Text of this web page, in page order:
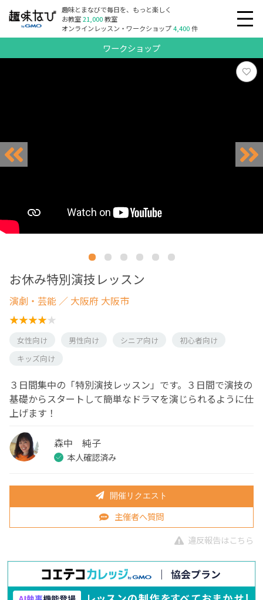
趣味とまなびで毎日を、もっと楽しく
お教室21,000教室
オンラインレッスン・ワークショップ4,400件
ワークショップ
お休み特別演技レッスン
演劇・芸能 ／ 大阪府 大阪市
女性向け 男性向け シニア向け
初心者向け
キッズ向け
３日間集中の「特別演技レッスン」です。３日間で演技の
基礎からスタートして簡単なドラマを演じられるように仕
上げます！
森中 純子
本人確認済み
開催リクエスト
主催者へ質問
違反報告はこちら